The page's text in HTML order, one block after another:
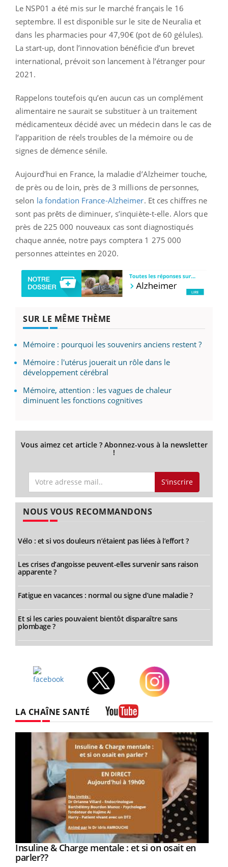
Le NSP01 a été mis sur le marché français le 16
septembre. Il est disponible sur le site de Neuralia et
dans les pharmacies pour 47,90€ (pot de 60 gélules).
La start-up, dont l’innovation bénéficie d’un brevet
international, prévoit son lancement à l’étranger pour
2021.
Rappelons toutefois qu’en aucun cas un complément
alimentaire ne saurait se substituer à un traitement
médicamenteux décidé avec un médecin dans le cas de
l’apparition de réels troubles de la mémoire ou de
signes de démence sénile.
Aujourd’hui en France, la maladie d’Alzheimer touche,
de près ou de loin, près de 3 millions de personnes,
selon la fondation France-Alzheimer. Et ces chiffres ne
sont pas prêts de diminuer, s’inquiète-t-elle. Alors que
près de 225 000 nouveaux cas sont diagnostiqués
chaque année, notre pays comptera 1 275 000
personnes atteintes en 2020.
SUR LE MÊME THÈME
Mémoire : pourquoi les souvenirs anciens restent ?
Mémoire : l'utérus jouerait un rôle dans le
développement cérébral
Mémoire, attention : les vagues de chaleur
diminuent les fonctions cognitives
Vous aimez cet article ? Abonnez-vous à la newsletter
!
S'inscrire
NOUS VOUS RECOMMANDONS
Vélo : et si vos douleurs n’étaient pas liées à l’effort ?
Les crises d’angoisse peuvent-elles survenir sans raison
apparente ?
Fatigue en vacances : normal ou signe d’une maladie ?
Et si les caries pouvaient bientôt disparaître sans
plombage ?
LA CHAÎNE SANTÉ
Youtube
Insuline & Charge mentale : et si on osait en
parler??Youtube